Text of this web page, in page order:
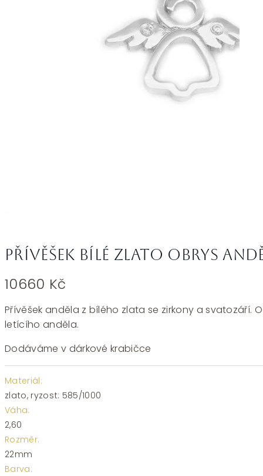
Přívěšek bílé zlato obrys
10660 Kč
Přívěšek anděla z bílého zlata se zirkony a svatozáří.
letícího anděla.
Dodáváme v dárkové krabičce
Materiál:
zlato, ryzost: 585/1000
Váha:
2,60
Rozměr:
22mm
Barva: